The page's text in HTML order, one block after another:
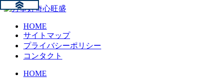
HOME
サイトマップ
プライバシーポリシー
コンタクト
HOME